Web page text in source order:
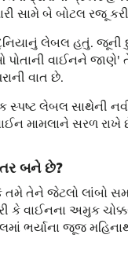
સામે બે બોટલ રજૂ
લેબલ હતું. જૂની
વાઈનને
વાત છે.
સ્પષ્ટ લેબલ સાથેની
મામલાને સરળ
બને છે?
તમે તેને જેટલો લાંબો
કે વાઈનના અમુક
ભર્યાના જૂજ